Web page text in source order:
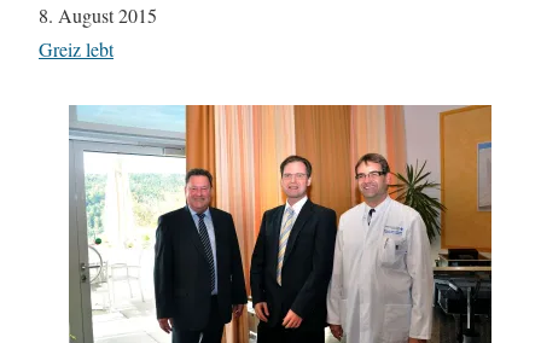
Datum
8. August 2015
In Bezug auf
Greiz lebt